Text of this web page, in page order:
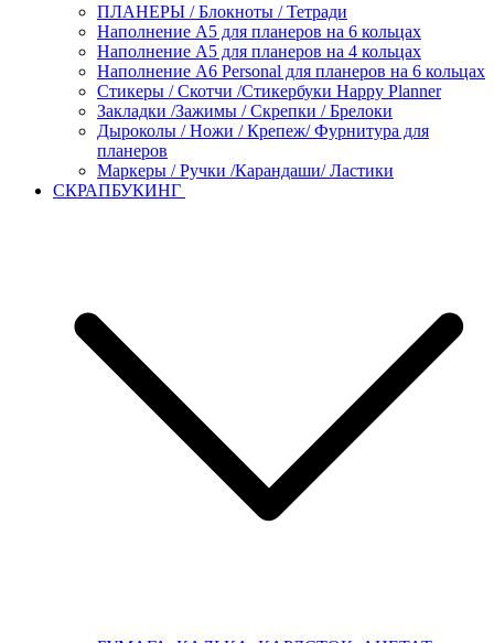
ПЛАНЕРЫ / Блокноты / Тетради
Наполнение А5 для планеров на 6 кольцах
Наполнение А5 для планеров на 4 кольцах
Наполнение А6 Personal для планеров на 6 кольцах
Стикеры / Скотчи /Стикербуки Happy Planner
Закладки /Зажимы / Скрепки / Брелоки
Дыроколы / Ножи / Крепеж/ Фурнитура для
планеров
Маркеры / Ручки /Карандаши/ Ластики
СКРАПБУКИНГ